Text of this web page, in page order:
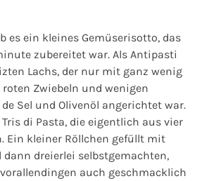
es ein kleines Gemüserisotto, das
zubereitet war. Als Antipasti
Lachs, der nur mit ganz wenig
Zwiebeln und wenigen
Sel und Olivenöl angerichtet war.
Tris di Pasta, die eigentlich aus vier
Ein kleiner Röllchen gefüllt mit
dreierlei selbstgemachten,
auch geschmacklich